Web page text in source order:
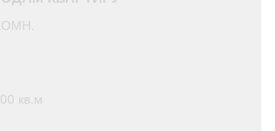
Обучение
кв.м